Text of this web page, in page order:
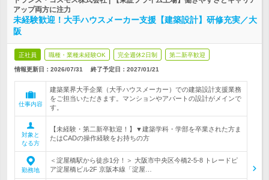
アップ両方に注力
未経験歓迎！大手ハウスメーカー支援【建築設計】研修充実／大
阪
正社員 職種・業種未経験OK 完全週休2日制 第二新卒歓迎
情報更新日：2026/07/31 終了予定日： 2027/01/21
仕事内容
建築業界大手企業（大手ハウスメーカー）での建築設計支援業務
をご担当いただきます。マンションやアパートの設計がメインで
す。
対象と
なる方
【未経験・第二新卒歓迎！】▼建築学科・学部を卒業された方ま
たはCADの操作経験をお持ちの方
勤務地
＜淀屋橋駅から徒歩1分！＞ 大阪市中央区今橋2-5-8 トレードピ
ア淀屋橋ビル2F 京阪本線「淀屋…